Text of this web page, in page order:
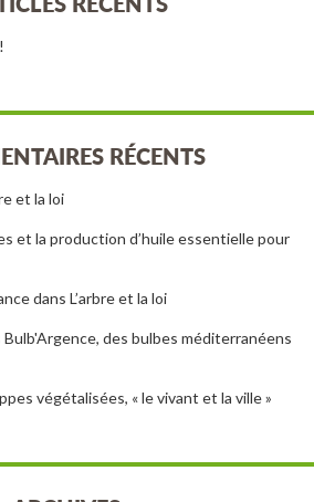
RÉCENTS
et la loi
et la production d’huile essentielle pour
dans L’arbre et la loi
Bulb'Argence, des bulbes méditerranéens
végétalisées, « le vivant et la ville »